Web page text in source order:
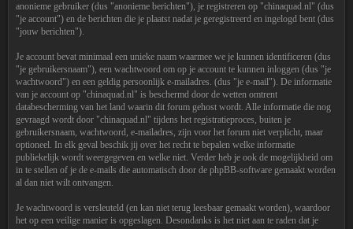
anonieme gebruiker (dus "anonieme berichten"), je registreren op "chinaquad.nl" (dus
"je account") en de berichten die je plaatst nadat je geregistreerd en ingelogd bent (dus
"jouw berichten").
Je account bevat minimaal een unieke naam waarmee we je kunnen identificeren (dus
"je gebruikersnaam"), een wachtwoord om op je account te kunnen inloggen (dus "je
wachtwoord") en een geldig persoonlijk e-mailadres. (dus "je e-mail"). De informatie
van je account op "chinaquad.nl" is beschermd door de wetten omtrent
databescherming van het land waarin dit forum gehost wordt. Alle informatie die nog
gevraagd wordt door "chinaquad.nl" tijdens het registratieproces, buiten je
gebruikersnaam, wachtwoord, e-mailadres, zijn voor het forum niet verplicht, maar
optioneel. In elk geval beschik jij over het recht te bepalen welke informatie
publiekelijk wordt weergegeven en welke niet. Verder heb je ook de mogelijkheid om
in te stellen of je de e-mails die automatisch door de phpBB-software gemaakt worden
al dan niet wilt ontvangen.
Je wachtwoord is versleuteld (en kan niet terug leesbaar gemaakt worden), waardoor
het op een veilige manier is opgeslagen. Desondanks is het niet aan te raden dat je